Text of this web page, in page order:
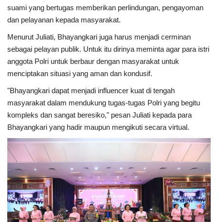
Layanan Publik
Perempuan/Anak
suami yang bertugas memberikan perlindungan, pengayoman
dan pelayanan kepada masyarakat.
Menurut Juliati, Bhayangkari juga harus menjadi cerminan
sebagai pelayan publik. Untuk itu dirinya meminta agar para istri
anggota Polri untuk berbaur dengan masyarakat untuk
menciptakan situasi yang aman dan kondusif.
"Bhayangkari dapat menjadi influencer kuat di tengah
masyarakat dalam mendukung tugas-tugas Polri yang begitu
kompleks dan sangat beresiko," pesan Juliati kepada para
Bhayangkari yang hadir maupun mengikuti secara virtual.